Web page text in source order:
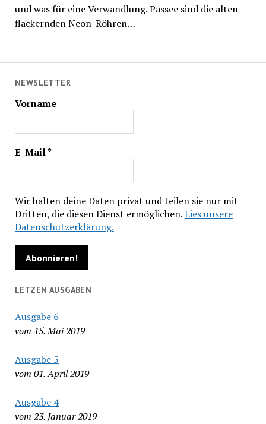
NEWSLETTER
Vorname
E-Mail*
Wir halten deine Daten privat und teilen sie nur mit
Dritten, die diesen Dienst ermöglichen.Lies unsere
Datenschutzerklärung.
LETZEN AUSGABEN
Ausgabe 6
vom 15. Mai 2019
Ausgabe 5
vom 01. April 2019
Ausgabe 4
vom 23. Januar 2019
und was für eine Verwandlung. Passee sind die alten
flackernden Neon-Röhren…